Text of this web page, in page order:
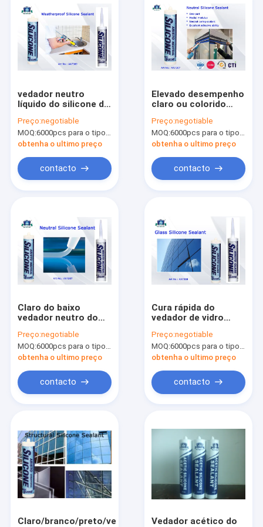
Sobre nós
Visita à fábrica
pintura à pistola da tela
Pintura à pistola dos grafittis
tinta acrílica de spray
Lubrificantes industriais
tinta spray de marcação
vedador neutro
líquido do silicone do
de intempéries e
impermeabilização
do oídio
Preço:negotiable
MOQ:6000pcs para o tipo de Aristo, 15000pcs para o tipo do cliente
obtenha o ultimo preço
contacto
Elevado desempenho
claro ou colorido
do ℃ do vedador -40
a 100 do silicone
Preço:negotiable
MOQ:6000pcs para o tipo de Aristo, 15000pcs para o tipo do cliente
obtenha o ultimo preço
contacto
Claro do baixo
vedador neutro do
módulo/branco de
uma parte/preto/cor
feita sob encomenda
Preço:negotiable
MOQ:6000pcs para o tipo de Aristo, 15000pcs para o tipo do cliente
obtenha o ultimo preço
contacto
Cura rápida do
vedador de vidro
para a janela de vidro
e a porta da
construção
Preço:negotiable
MOQ:6000pcs para o tipo de Aristo, 15000pcs para o tipo do cliente
obtenha o ultimo preço
contacto
Claro/branco/preto/vedador
Vedador acético do